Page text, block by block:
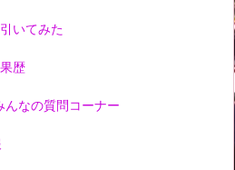
いてみた
歴
なの質問コーナー